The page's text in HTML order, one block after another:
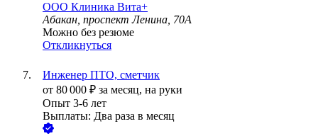
ООО Клиника Вита+
Абакан, проспект Ленина, 70А
Можно без резюме
Откликнуться
Инженер ПТО, сметчик
от 80 000 ₽ за месяц, на руки
Опыт 3-6 лет
Выплаты: Два раза в месяц